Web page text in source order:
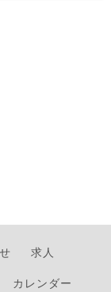
求人
カレンダー